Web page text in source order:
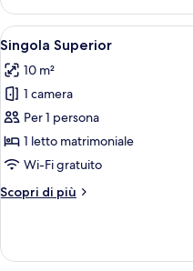
città
Exclusive,
camere
letto,
balcone,
vista
città
Apri
tutte
le
foto
per
Singola
Superior
13
Singola Superior
10 m²
1 camera
Per 1 persona
1 letto matrimoniale
Wi-Fi gratuito
Scopri di più
Altri
Superior